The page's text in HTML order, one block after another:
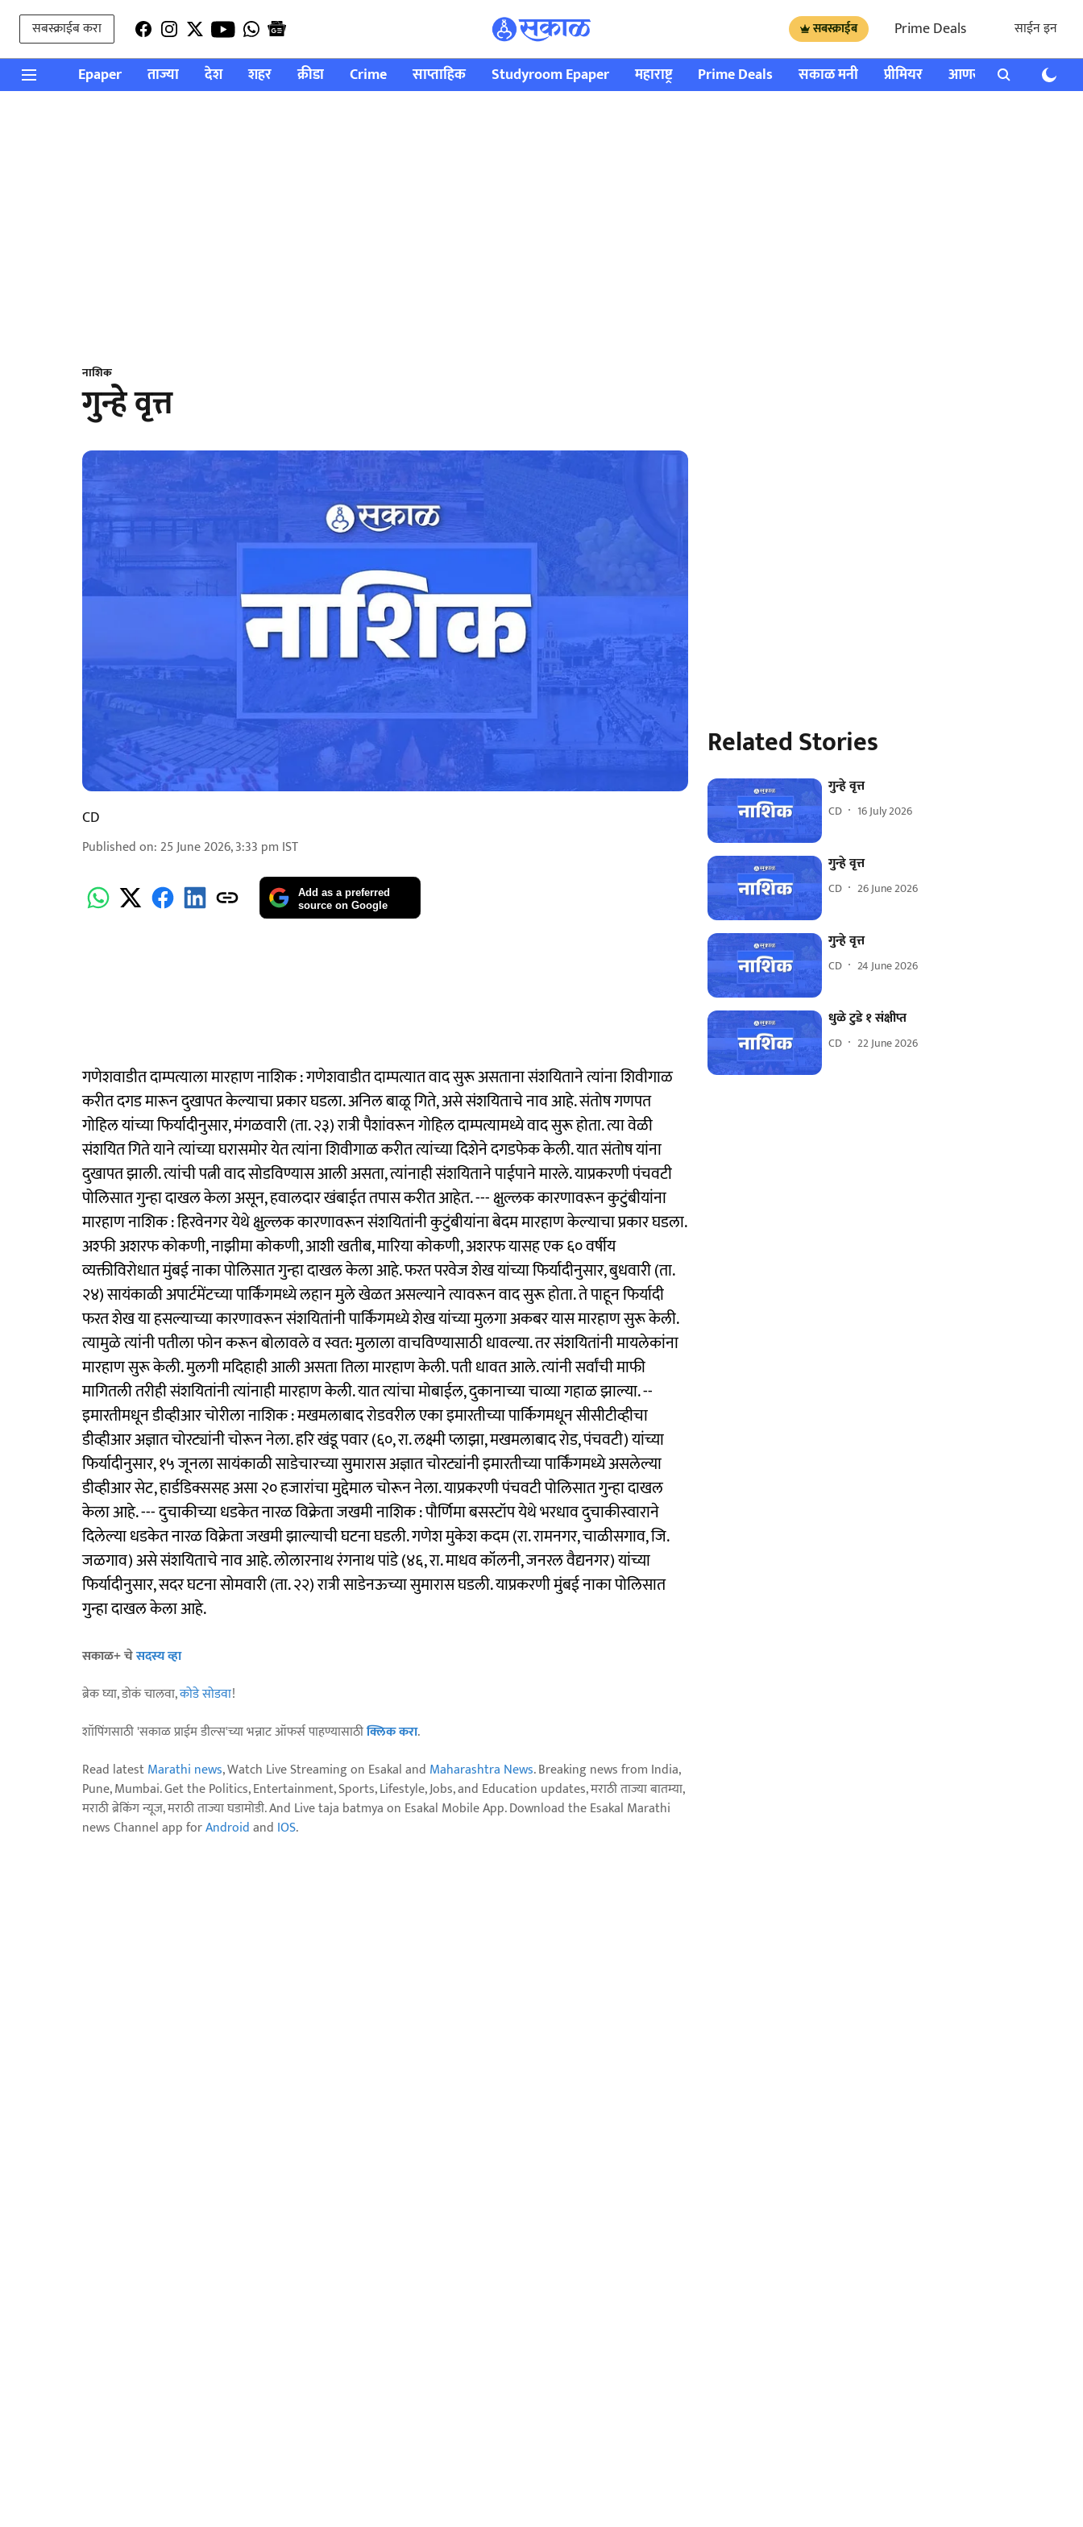
सबस्क्राईब करा सबस्क्राईब Prime Deals साईन इन
Epaper ताज्या देश शहर क्रीडा Crime साप्ताहिक Studyroom Epaper महाराष्ट्र Prime Deals सकाळ मनी प्रीमियर आणखी राशी भविष्य
नाशिक
गुन्हे वृत्त
CD
Published on: 25 June 2026, 3:33 pm IST
Add as a preferred
source on Google
गणेशवाडीत दाम्पत्याला मारहाण नाशिक : गणेशवाडीत दाम्पत्यात वाद सुरू असताना संशयिताने त्यांना शिवीगाळ
करीत दगड मारून दुखापत केल्याचा प्रकार घडला. अनिल बाळू गिते, असे संशयिताचे नाव आहे. संतोष गणपत
गोहिल यांच्या फिर्यादीनुसार, मंगळवारी (ता. २३) रात्री पैशांवरून गोहिल दाम्पत्यामध्ये वाद सुरू होता. त्या वेळी
संशयित गिते याने त्यांच्या घरासमोर येत त्यांना शिवीगाळ करीत त्यांच्या दिशेने दगडफेक केली. यात संतोष यांना
दुखापत झाली. त्यांची पत्नी वाद सोडविण्यास आली असता, त्यांनाही संशयिताने पाईपाने मारले. याप्रकरणी पंचवटी
पोलिसात गुन्हा दाखल केला असून, हवालदार खंबाईत तपास करीत आहेत. --- क्षुल्लक कारणावरून कुटुंबीयांना
मारहाण नाशिक : हिरवेनगर येथे क्षुल्लक कारणावरून संशयितांनी कुटुंबीयांना बेदम मारहाण केल्याचा प्रकार घडला.
अश्फी अशरफ कोकणी, नाझीमा कोकणी, आशी खतीब, मारिया कोकणी, अशरफ यासह एक ६० वर्षीय
व्यक्तीविरोधात मुंबई नाका पोलिसात गुन्हा दाखल केला आहे. फरत परवेज शेख यांच्या फिर्यादीनुसार, बुधवारी (ता.
२४) सायंकाळी अपार्टमेंटच्या पार्किंगमध्ये लहान मुले खेळत असल्याने त्यावरून वाद सुरू होता. ते पाहून फिर्यादी
फरत शेख या हसल्याच्या कारणावरून संशयितांनी पार्किंगमध्ये शेख यांच्या मुलगा अकबर यास मारहाण सुरू केली.
त्यामुळे त्यांनी पतीला फोन करून बोलावले व स्वत: मुलाला वाचविण्यासाठी धावल्या. तर संशयितांनी मायलेकांना
मारहाण सुरू केली. मुलगी मदिहाही आली असता तिला मारहाण केली. पती धावत आले. त्यांनी सर्वांची माफी
मागितली तरीही संशयितांनी त्यांनाही मारहाण केली. यात त्यांचा मोबाईल, दुकानाच्या चाव्या गहाळ झाल्या. --
इमारतीमधून डीव्हीआर चोरीला नाशिक : मखमलाबाद रोडवरील एका इमारतीच्या पार्किगमधून सीसीटीव्हीचा
डीव्हीआर अज्ञात चोरट्यांनी चोरून नेला. हरि खंडू पवार (६०, रा. लक्ष्मी प्लाझा, मखमलाबाद रोड, पंचवटी) यांच्या
फिर्यादीनुसार, १५ जूनला सायंकाळी साडेचारच्या सुमारास अज्ञात चोरट्यांनी इमारतीच्या पार्किंगमध्ये असलेल्या
डीव्हीआर सेट, हार्डडिक्ससह असा २० हजारांचा मुद्देमाल चोरून नेला. याप्रकरणी पंचवटी पोलिसात गुन्हा दाखल
केला आहे. --- दुचाकीच्या धडकेत नारळ विक्रेता जखमी नाशिक : पौर्णिमा बसस्टॉप येथे भरधाव दुचाकीस्वाराने
दिलेल्या धडकेत नारळ विक्रेता जखमी झाल्याची घटना घडली. गणेश मुकेश कदम (रा. रामनगर, चाळीसगाव, जि.
जळगाव) असे संशयिताचे नाव आहे. लोलारनाथ रंगनाथ पांडे (४६, रा. माधव कॉलनी, जनरल वैद्यनगर) यांच्या
फिर्यादीनुसार, सदर घटना सोमवारी (ता. २२) रात्री साडेनऊच्या सुमारास घडली. याप्रकरणी मुंबई नाका पोलिसात
गुन्हा दाखल केला आहे.
सकाळ+ चेसदस्य व्हा
ब्रेक घ्या, डोकं चालवा,कोडे सोडवा!
शॉपिंगसाठी 'सकाळ प्राईम डील्स'च्या भन्नाट ऑफर्स पाहण्यासाठीक्लिक करा.
Read latestMarathi news, Watch Live Streaming on Esakal and Maharashtra News. Breaking news from India,
Pune, Mumbai. Get the Politics, Entertainment, Sports, Lifestyle, Jobs, and Education updates, मराठी ताज्या बातम्या,
मराठी ब्रेकिंग न्यूज, मराठी ताज्या घडामोडी. And Live taja batmya on Esakal Mobile App. Download the Esakal Marathi
news Channel app forAndroidand IOS.
Related Stories
गुन्हे वृत्त
CD 16 July 2026
गुन्हे वृत्त
CD 26 June 2026
गुन्हे वृत्त
CD 24 June 2026
धुळे टुडे १ संक्षीप्त
CD 22 June 2026